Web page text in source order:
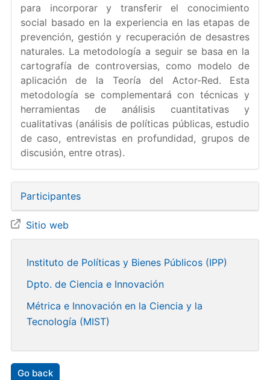
para incorporar y transferir el conocimiento
social basado en la experiencia en las etapas de
prevención, gestión y recuperación de desastres
naturales. La metodología a seguir se basa en la
cartografía de controversias, como modelo de
aplicación de la Teoría del Actor-Red. Esta
metodología se complementará con técnicas y
herramientas de análisis cuantitativas y
cualitativas (análisis de políticas públicas, estudio
de caso, entrevistas en profundidad, grupos de
discusión, entre otras).
Participantes
Sitio web
Instituto de Políticas y Bienes Públicos (IPP)
Dpto. de Ciencia e Innovación
Métrica e Innovación en la Ciencia y la
Tecnología (MIST)
Go back